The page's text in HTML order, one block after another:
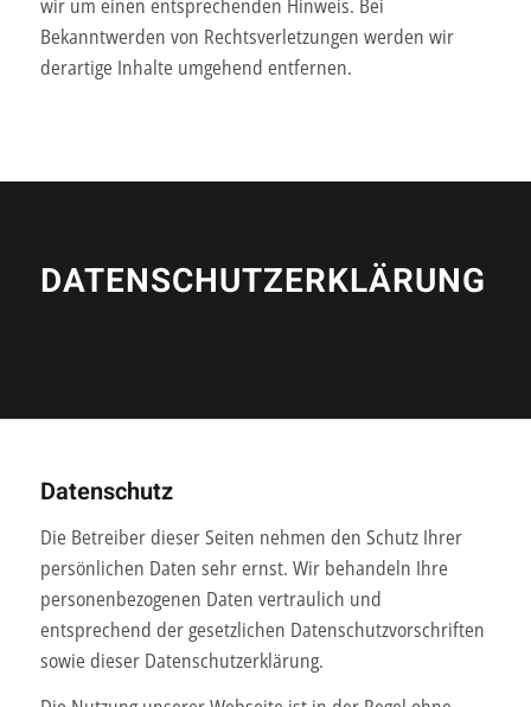
wir um einen entsprechenden Hinweis. Bei
Bekanntwerden von Rechtsverletzungen werden wir
derartige Inhalte umgehend entfernen.
DATENSCHUTZERKLÄRUNG
Datenschutz
Die Betreiber dieser Seiten nehmen den Schutz Ihrer
persönlichen Daten sehr ernst. Wir behandeln Ihre
personenbezogenen Daten vertraulich und
entsprechend der gesetzlichen Datenschutzvorschriften
sowie dieser Datenschutzerklärung.